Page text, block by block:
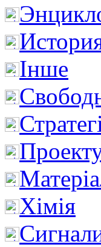
Інше
Хімія